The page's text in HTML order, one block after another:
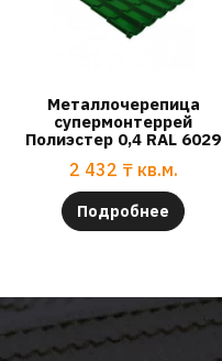
Металлочерепица
супермонтеррей
Полиэстер 0,4 RAL 6029
2 432 ₸ кв.м.
Подробнее